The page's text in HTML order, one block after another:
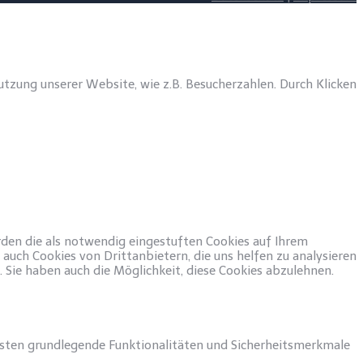
unserer Website, wie z.B. Besucherzahlen. Durch Klicken
die als notwendig eingestuften Cookies auf Ihrem
Cookies von Drittanbietern, die uns helfen zu analysieren
haben auch die Möglichkeit, diese Cookies abzulehnen.
grundlegende Funktionalitäten und Sicherheitsmerkmale